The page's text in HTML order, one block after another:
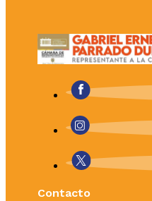
Contacto